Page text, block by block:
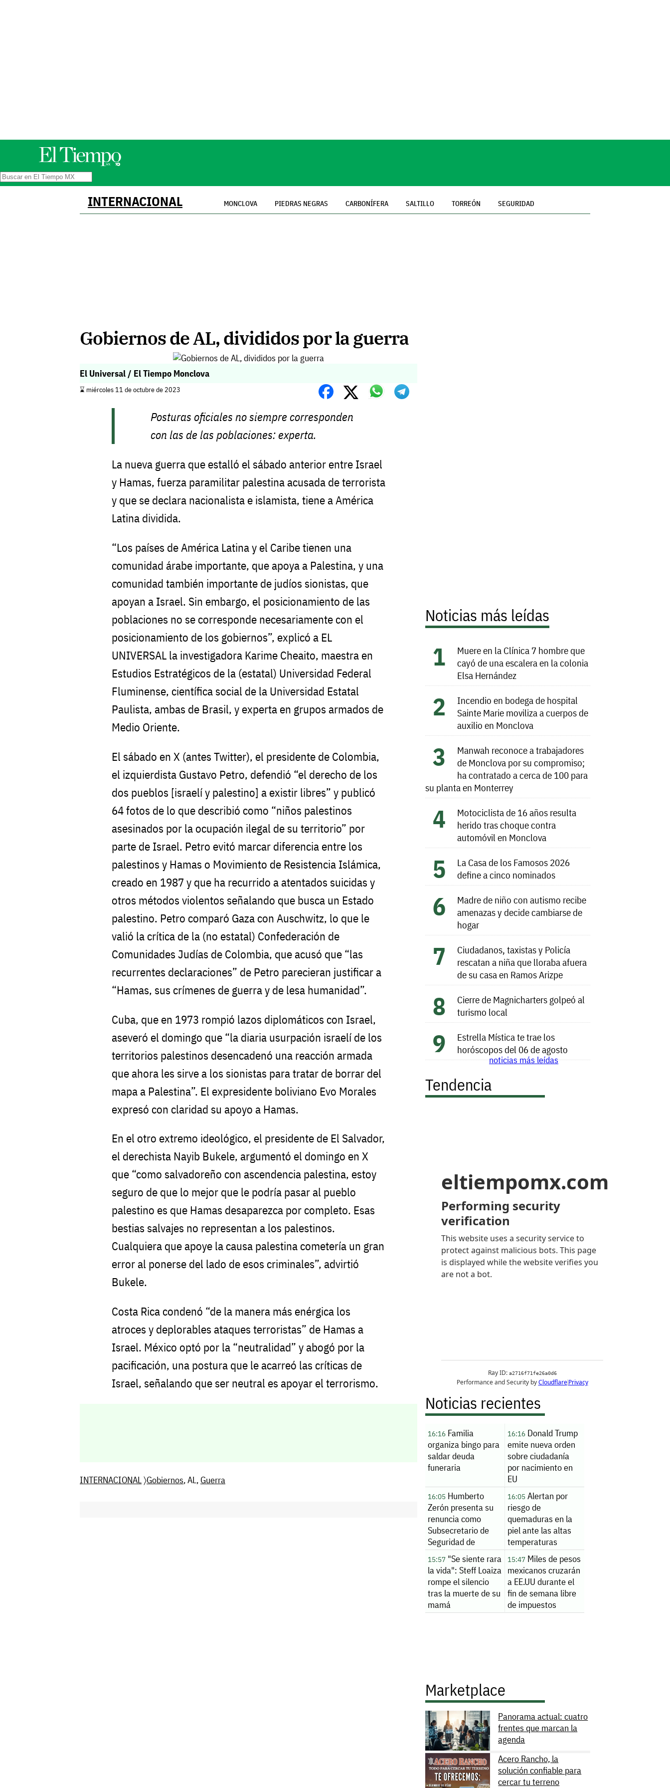
INTERNACIONAL MONCLOVA PIEDRAS NEGRAS CARBONÍFERA SALTILLO TORREÓN SEGURIDAD
Gobiernos de AL, divididos por la guerra
El Universal / El Tiempo Monclova
⌛️ miércoles 11 de octubre de 2023
Posturas oficiales no siempre corresponden
con las de las poblaciones: experta.
La nueva guerra que estalló el sábado anterior entre Israel
y Hamas, fuerza paramilitar palestina acusada de terrorista
y que se declara nacionalista e islamista, tiene a América
Latina dividida.
“Los países de América Latina y el Caribe tienen una
comunidad árabe importante, que apoya a Palestina, y una
comunidad también importante de judíos sionistas, que
apoyan a Israel. Sin embargo, el posicionamiento de las
poblaciones no se corresponde necesariamente con el
posicionamiento de los gobiernos”, explicó a EL
UNIVERSAL la investigadora Karime Cheaito, maestra en
Estudios Estratégicos de la (estatal) Universidad Federal
Fluminense, científica social de la Universidad Estatal
Paulista, ambas de Brasil, y experta en grupos armados de
Medio Oriente.
El sábado en X (antes Twitter), el presidente de Colombia,
el izquierdista Gustavo Petro, defendió “el derecho de los
dos pueblos [israelí y palestino] a existir libres” y publicó
64 fotos de lo que describió como “niños palestinos
asesinados por la ocupación ilegal de su territorio” por
parte de Israel. Petro evitó marcar diferencia entre los
palestinos y Hamas o Movimiento de Resistencia Islámica,
creado en 1987 y que ha recurrido a atentados suicidas y
otros métodos violentos señalando que busca un Estado
palestino. Petro comparó Gaza con Auschwitz, lo que le
valió la crítica de la (no estatal) Confederación de
Comunidades Judías de Colombia, que acusó que “las
recurrentes declaraciones” de Petro parecieran justificar a
“Hamas, sus crímenes de guerra y de lesa humanidad”.
Cuba, que en 1973 rompió lazos diplomáticos con Israel,
aseveró el domingo que “la diaria usurpación israelí de los
territorios palestinos desencadenó una reacción armada
que ahora les sirve a los sionistas para tratar de borrar del
mapa a Palestina”. El expresidente boliviano Evo Morales
expresó con claridad su apoyo a Hamas.
En el otro extremo ideológico, el presidente de El Salvador,
el derechista Nayib Bukele, argumentó el domingo en X
que “como salvadoreño con ascendencia palestina, estoy
seguro de que lo mejor que le podría pasar al pueblo
palestino es que Hamas desaparezca por completo. Esas
bestias salvajes no representan a los palestinos.
Cualquiera que apoye la causa palestina cometería un gran
error al ponerse del lado de esos criminales”, advirtió
Bukele.
Costa Rica condenó “de la manera más enérgica los
atroces y deplorables ataques terroristas” de Hamas a
Israel. México optó por la “neutralidad” y abogó por la
pacificación, una postura que le acarreó las críticas de
Israel, señalando que ser neutral es apoyar el terrorismo.
INTERNACIONAL〉Gobiernos, AL, Guerra
Noticias más leídas
Muere en la Clínica 7 hombre que
cayó de una escalera en la colonia
Elsa Hernández
Incendio en bodega de hospital
Sainte Marie moviliza a cuerpos de
auxilio en Monclova
Manwah reconoce a trabajadores
de Monclova por su compromiso;
ha contratado a cerca de 100 para
su planta en Monterrey
Motociclista de 16 años resulta
herido tras choque contra
automóvil en Monclova
La Casa de los Famosos 2026
define a cinco nominados
Madre de niño con autismo recibe
amenazas y decide cambiarse de
hogar
Ciudadanos, taxistas y Policía
rescatan a niña que lloraba afuera
de su casa en Ramos Arizpe
Cierre de Magnicharters golpeó al
turismo local
Estrella Mística te trae los
horóscopos del 06 de agosto
noticias más leídas
Tendencia
Noticias recientes
16:16 Familia
organiza bingo para
saldar deuda
funeraria
16:16Donald Trump
emite nueva orden
sobre ciudadanía
por nacimiento en
EU
16:05 Humberto
Zerón presenta su
renuncia como
Subsecretario de
Seguridad de
Sinaloa
16:05Alertan por
riesgo de
quemaduras en la
piel ante las altas
temperaturas
15:57 "Se siente rara
la vida": Steff Loaiza
rompe el silencio
tras la muerte de su
mamá
15:47Miles de pesos
mexicanos cruzarán
a EE.UU durante el
fin de semana libre
de impuestos
Marketplace
Panorama actual: cuatro
frentes que marcan la
agenda
Acero Rancho, la
solución confiable para
cercar tu terreno